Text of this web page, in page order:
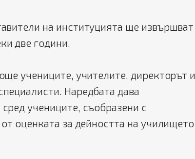
на институцията ще извършват
две години.
учениците, учителите, директорът и
Наредбата дава
учениците, съобразени с
оценката за дейността на училището